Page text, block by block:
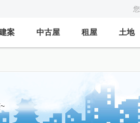
案 中古屋 租屋 土地